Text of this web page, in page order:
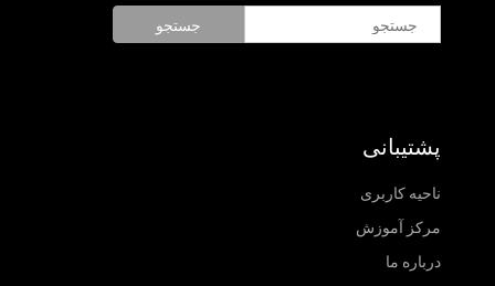
پشتیبانی
ناحیه کاربری
مرکز آموزش
درباره ما